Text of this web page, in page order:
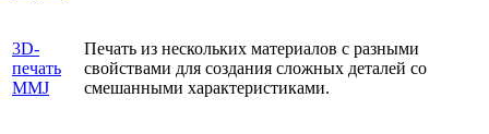
3D-
печать
MMJ
Печать из нескольких материалов с разными
свойствами для создания сложных деталей со
смешанными характеристиками.